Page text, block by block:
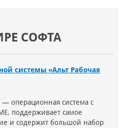
СОФТА
системы «Альт Рабочая
— операционная система с
поддерживает самое
и содержит большой набор